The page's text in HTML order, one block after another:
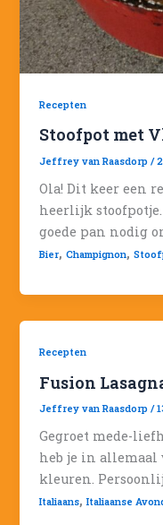
Recepten
Stoofpot met
Jeffrey van Raasdorp/
Ola! Dit keer een
heerlijk
goede pan nodig
Bier,Champignon,
Recepten
Fusion
Jeffrey van Raasdorp/
Gegroet mede-
heb je in
kleuren.
Italiaans,Italiaanse